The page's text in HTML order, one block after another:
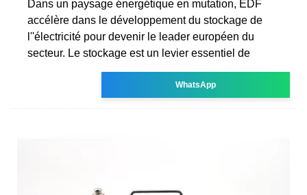
Dans un paysage énergétique en mutation, EDF
accélère dans le développement du stockage de
l''électricité pour devenir le leader européen du
secteur. Le stockage est un levier essentiel de
WhatsApp